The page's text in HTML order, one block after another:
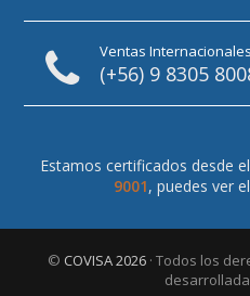
Ventas Internacionales
(+56) 9 8305
Estamos certificados desde
9001, puedes ver el
© COVISA 2026· Todos los